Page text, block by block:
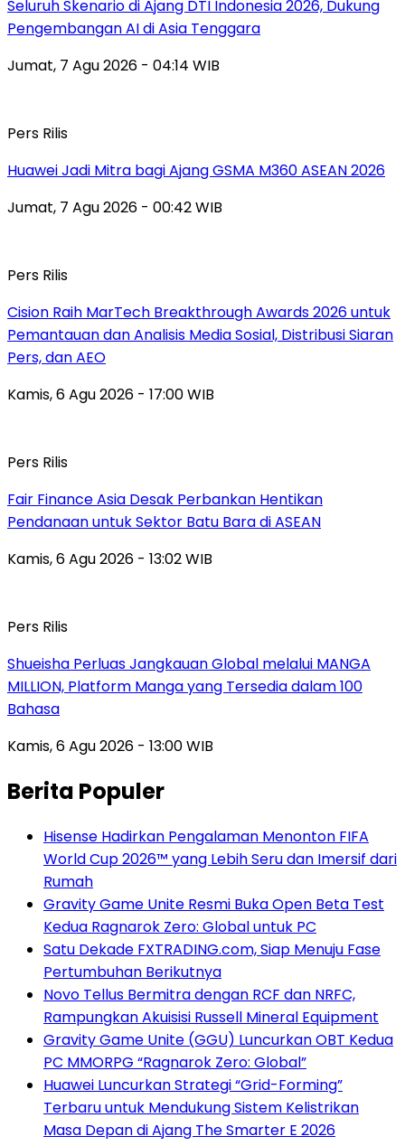
Seluruh Skenario di Ajang DTI Indonesia 2026, Dukung
Pengembangan AI di Asia Tenggara
Jumat, 7 Agu 2026 - 04:14 WIB
Pers Rilis
Huawei Jadi Mitra bagi Ajang GSMA M360 ASEAN 2026
Jumat, 7 Agu 2026 - 00:42 WIB
Pers Rilis
Cision Raih MarTech Breakthrough Awards 2026 untuk
Pemantauan dan Analisis Media Sosial, Distribusi Siaran
Pers, dan AEO
Kamis, 6 Agu 2026 - 17:00 WIB
Pers Rilis
Fair Finance Asia Desak Perbankan Hentikan
Pendanaan untuk Sektor Batu Bara di ASEAN
Kamis, 6 Agu 2026 - 13:02 WIB
Pers Rilis
Shueisha Perluas Jangkauan Global melalui MANGA
MILLION, Platform Manga yang Tersedia dalam 100
Bahasa
Kamis, 6 Agu 2026 - 13:00 WIB
Berita Populer
Hisense Hadirkan Pengalaman Menonton FIFA
World Cup 2026™ yang Lebih Seru dan Imersif dari
Rumah
Gravity Game Unite Resmi Buka Open Beta Test
Kedua Ragnarok Zero: Global untuk PC
Satu Dekade FXTRADING.com, Siap Menuju Fase
Pertumbuhan Berikutnya
Novo Tellus Bermitra dengan RCF dan NRFC,
Rampungkan Akuisisi Russell Mineral Equipment
Gravity Game Unite (GGU) Luncurkan OBT Kedua
PC MMORPG “Ragnarok Zero: Global”
Huawei Luncurkan Strategi “Grid-Forming”
Terbaru untuk Mendukung Sistem Kelistrikan
Masa Depan di Ajang The Smarter E 2026